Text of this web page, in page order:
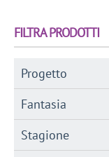
FILTRA PRODOTTI
Progetto
Fantasia
Stagione